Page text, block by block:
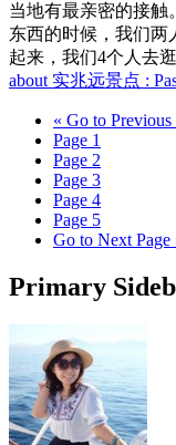
当地有最亲密的接触
东西的时候，我们两
起来，我们4个人去
about 实兆远景点 :
« Go to Previous
Page 1
Page 2
Page 3
Page 4
Page 5
Go to Next Page
Primary